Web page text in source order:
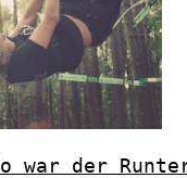
war der